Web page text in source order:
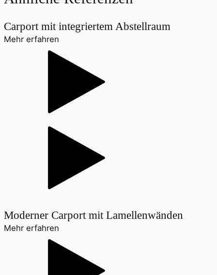
Carport mit integriertem Abstellraum
Mehr erfahren
Moderner Carport mit Lamellenwänden
Mehr erfahren